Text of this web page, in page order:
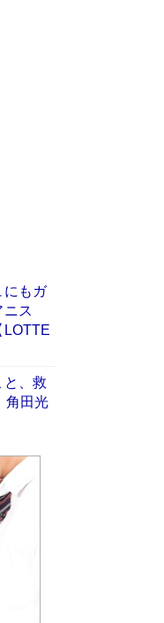
幕 特装
抱えた
海のほ
にもガ
ス
と、救
角田光